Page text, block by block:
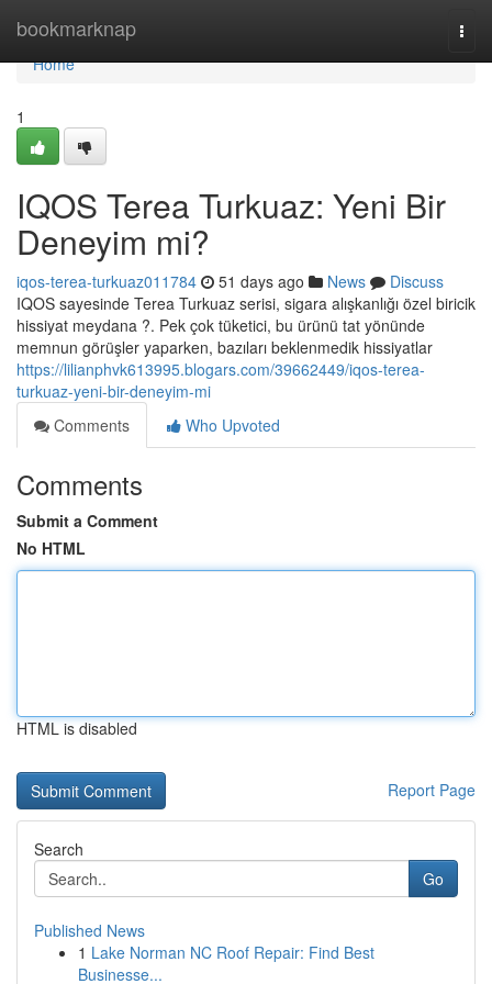
bookmarknap
Home
Home
1
IQOS Terea Turkuaz: Yeni Bir
Deneyim mi?
iqos-terea-turkuaz011784 51 days ago News
Discuss
IQOS sayesinde Terea Turkuaz serisi, sigara alışkanlığı özel biricik
hissiyat meydana ?. Pek çok tüketici, bu ürünü tat yönünde
memnun görüşler yaparken, bazıları beklenmedik hissiyatlar
https://lilianphvk613995.blogars.com/39662449/iqos-terea-
turkuaz-yeni-bir-deneyim-mi
Comments
Who Upvoted
Comments
Submit a Comment
No HTML
HTML is disabled
Report Page
Search
Go
Published News
1 Lake Norman NC Roof Repair: Find Best
Businesse...